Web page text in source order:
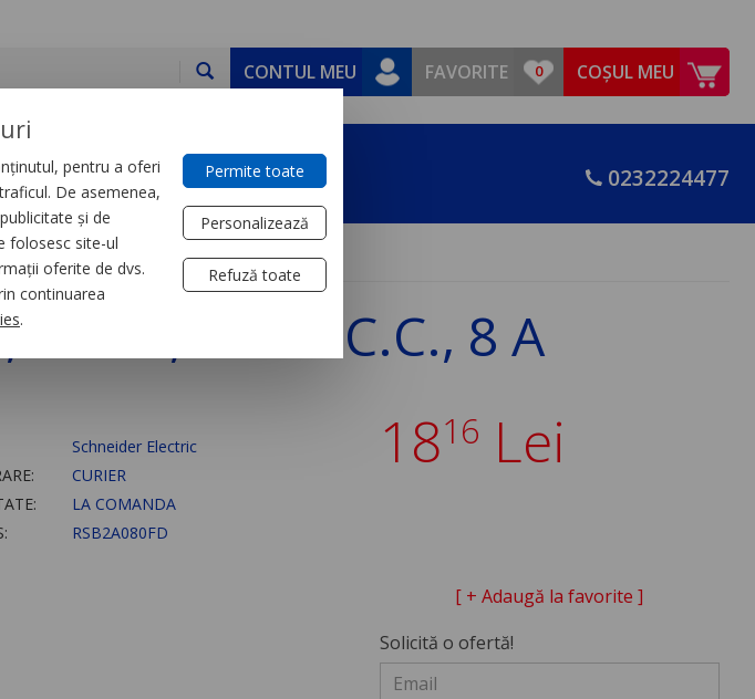
CONTUL MEU FAVORITE COȘUL MEU
PARTENER CONTACT 0232224477
C/O, 110 V C.C., 8 A
Schneider Electric
CURIER
LA COMANDA
RSB2A080FD
1816 Lei
[ + Adaugă la favorite ]
Solicită o ofertă!
pentru a oferi
De asemenea,
și de
folosesc site-ul
oferite de dvs.
continuarea
.
Permite toate
Personalizează
Refuză toate